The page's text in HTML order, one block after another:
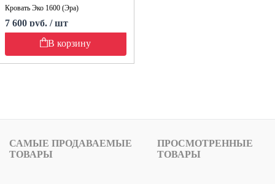
Кровать Эко 1600 (Эра)
7 600 руб. / шт
В корзину
САМЫЕ ПРОДАВАЕМЫЕ
ТОВАРЫ
ПРОСМОТРЕННЫЕ
ТОВАРЫ